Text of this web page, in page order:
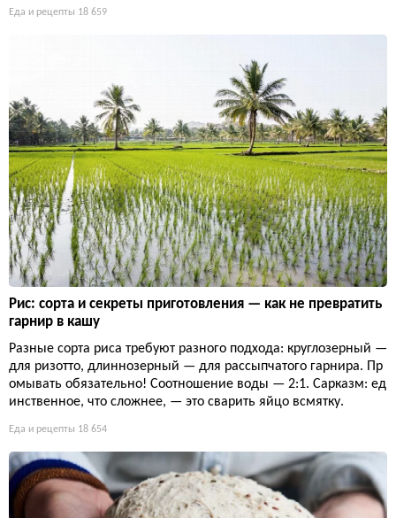
Еда и рецепты 18 659
Рис: сорта и секреты приготовления — как не превратить
гарнир в кашу
Разные сорта риса требуют разного подхода: круглозерный —
для ризотто, длиннозерный — для рассыпчатого гарнира. Пр
омывать обязательно! Соотношение воды — 2:1. Сарказм: ед
инственное, что сложнее, — это сварить яйцо всмятку.
Еда и рецепты 18 654